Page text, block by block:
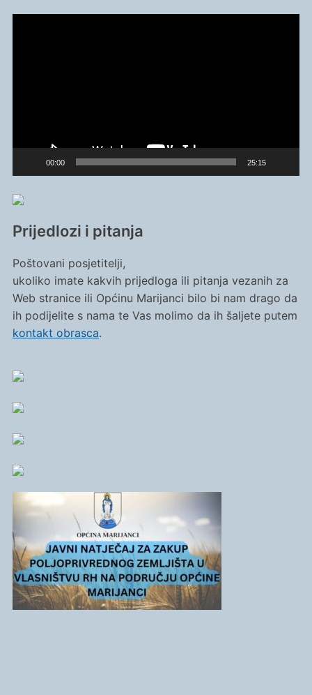
00:00 25:15
Prijedlozi i pitanja
Poštovani posjetitelji,
ukoliko imate kakvih prijedloga ili pitanja vezanih za
Web stranice ili Općinu Marijanci bilo bi nam drago da
ih podijelite s nama te Vas molimo da ih šaljete putem
kontakt obrasca.